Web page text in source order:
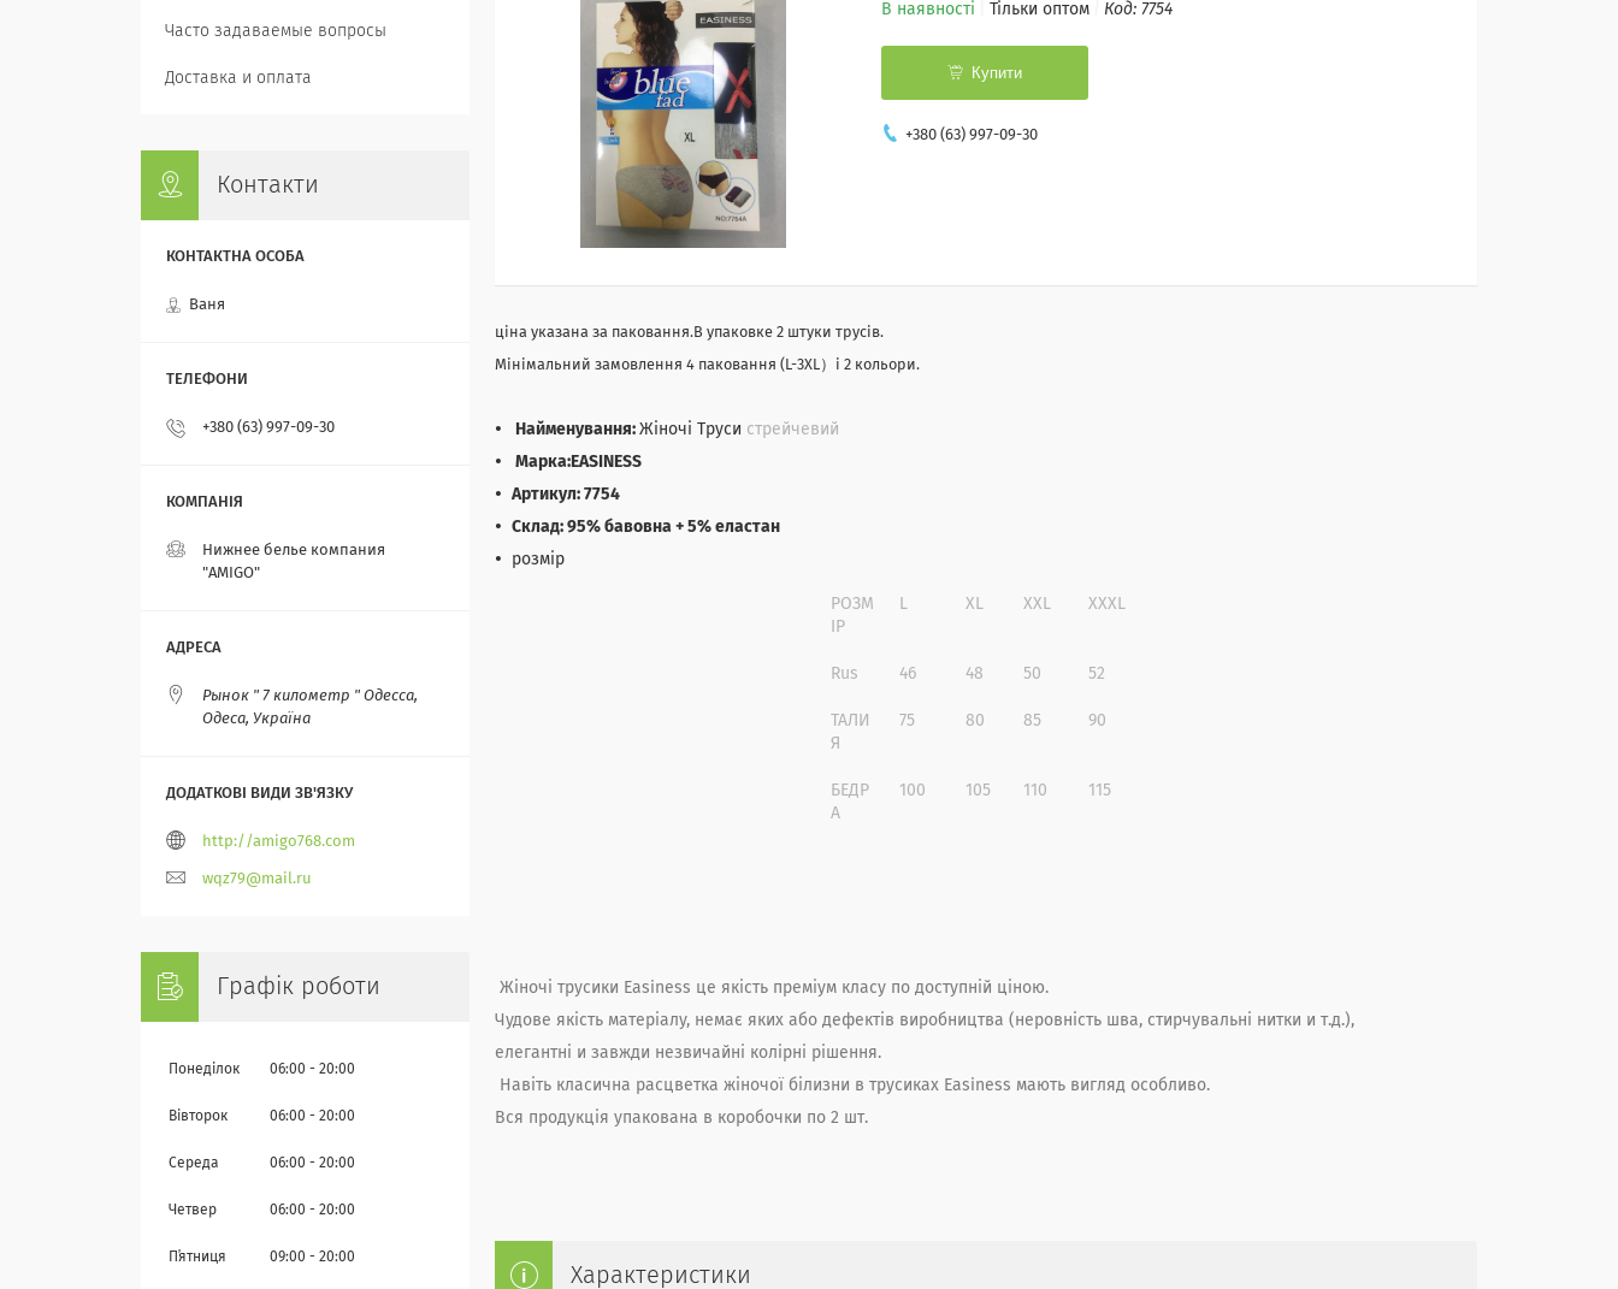
В наявності Тільки оптом Код: 7754
Купити
+380 (63) 997-09-30
ціна указана за паковання.В упаковке 2 штуки трусів.
Мінімальний замовлення 4 паковання (L-3XL）і 2 кольори.
Найменування: Жіночі Труси стрейчевий
Маркa:EASINESS
Артикул: 7754
Склад: 95% бавовна + 5% еластан
розмір
РОЗМ
ІР
L XL XXL XXXL
Rus 46 48 50 52
ТАЛИ
Я
75 80 85 90
БЕДР
А
100 105 110 115
Жіночі трусики Easiness це якість преміум класу по доступній ціною.
Чудове якість матеріалу, немає яких або дефектів виробництва (неровність шва, стирчувальні нитки и т.д.),
елегантні и завжди незвичайні колірні рішення.
Навіть класична расцветка жіночої білизни в трусиках Easiness мають вигляд особливо.
Вся продукція упакована в коробочки по 2 шт.
Характеристики
Часто задаваемые вопросы
Доставка и оплата
Контакти
Ваня
+380 (63) 997-09-30
Нижнее белье компания
"AMIGO"
Рынок " 7 километр " Одесса,
Одеса, Україна
http://amigo768.com
wqz79@mail.ru
Графік роботи
Понеділок 06:00 20:00
Вівторок 06:00 20:00
Середа 06:00 20:00
Четвер 06:00 20:00
Пʼятниця 09:00 20:00